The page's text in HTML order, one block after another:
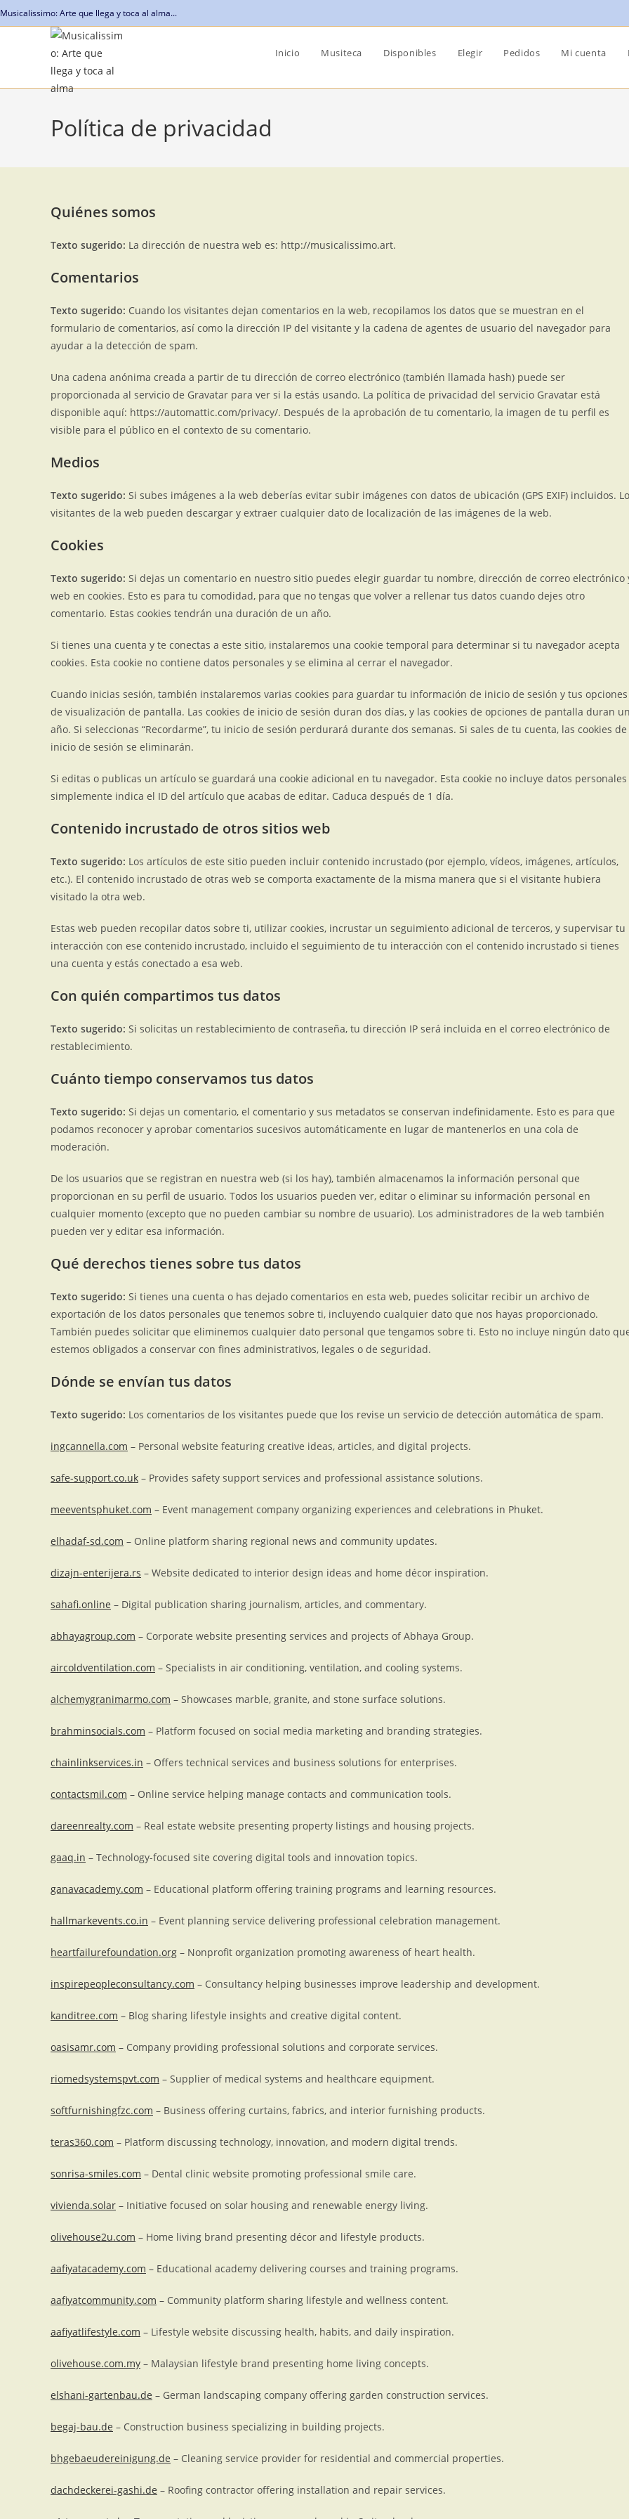
Saltar
al
Musicalissimo: Arte que llega y toca al alma...
Inicio Musiteca Disponibles Elegir Pedidos Mi cuenta
Política de privacidad
Quiénes somos
Texto sugerido: La dirección de nuestra web es: http://musicalissimo.art.
Comentarios
Texto sugerido: Cuando los visitantes dejan comentarios en la web, recopilamos los datos que se muestran en el
formulario de comentarios, así como la dirección IP del visitante y la cadena de agentes de usuario del navegador para
ayudar a la detección de spam.
Una cadena anónima creada a partir de tu dirección de correo electrónico (también llamada hash) puede ser
proporcionada al servicio de Gravatar para ver si la estás usando. La política de privacidad del servicio Gravatar está
disponible aquí: https://automattic.com/privacy/. Después de la aprobación de tu comentario, la imagen de tu perfil es
visible para el público en el contexto de su comentario.
Medios
Texto sugerido: Si subes imágenes a la web deberías evitar subir imágenes con datos de ubicación (GPS EXIF) incluidos.
visitantes de la web pueden descargar y extraer cualquier dato de localización de las imágenes de la web.
Cookies
Texto sugerido: Si dejas un comentario en nuestro sitio puedes elegir guardar tu nombre, dirección de correo electrónico
web en cookies. Esto es para tu comodidad, para que no tengas que volver a rellenar tus datos cuando dejes otro
comentario. Estas cookies tendrán una duración de un año.
Si tienes una cuenta y te conectas a este sitio, instalaremos una cookie temporal para determinar si tu navegador acepta
cookies. Esta cookie no contiene datos personales y se elimina al cerrar el navegador.
Cuando inicias sesión, también instalaremos varias cookies para guardar tu información de inicio de sesión y tus opciones
de visualización de pantalla. Las cookies de inicio de sesión duran dos días, y las cookies de opciones de pantalla duran
año. Si seleccionas “Recordarme”, tu inicio de sesión perdurará durante dos semanas. Si sales de tu cuenta, las cookies de
inicio de sesión se eliminarán.
Si editas o publicas un artículo se guardará una cookie adicional en tu navegador. Esta cookie no incluye datos personales
simplemente indica el ID del artículo que acabas de editar. Caduca después de 1 día.
Contenido incrustado de otros sitios web
Texto sugerido: Los artículos de este sitio pueden incluir contenido incrustado (por ejemplo, vídeos, imágenes, artículos,
etc.). El contenido incrustado de otras web se comporta exactamente de la misma manera que si el visitante hubiera
visitado la otra web.
Estas web pueden recopilar datos sobre ti, utilizar cookies, incrustar un seguimiento adicional de terceros, y supervisar tu
interacción con ese contenido incrustado, incluido el seguimiento de tu interacción con el contenido incrustado si tienes
una cuenta y estás conectado a esa web.
Con quién compartimos tus datos
Texto sugerido: Si solicitas un restablecimiento de contraseña, tu dirección IP será incluida en el correo electrónico de
restablecimiento.
Cuánto tiempo conservamos tus datos
Texto sugerido: Si dejas un comentario, el comentario y sus metadatos se conservan indefinidamente. Esto es para que
podamos reconocer y aprobar comentarios sucesivos automáticamente en lugar de mantenerlos en una cola de
moderación.
De los usuarios que se registran en nuestra web (si los hay), también almacenamos la información personal que
proporcionan en su perfil de usuario. Todos los usuarios pueden ver, editar o eliminar su información personal en
cualquier momento (excepto que no pueden cambiar su nombre de usuario). Los administradores de la web también
pueden ver y editar esa información.
Qué derechos tienes sobre tus datos
Texto sugerido: Si tienes una cuenta o has dejado comentarios en esta web, puedes solicitar recibir un archivo de
exportación de los datos personales que tenemos sobre ti, incluyendo cualquier dato que nos hayas proporcionado.
También puedes solicitar que eliminemos cualquier dato personal que tengamos sobre ti. Esto no incluye ningún dato
estemos obligados a conservar con fines administrativos, legales o de seguridad.
Dónde se envían tus datos
Texto sugerido: Los comentarios de los visitantes puede que los revise un servicio de detección automática de spam.
ingcannella.com – Personal website featuring creative ideas, articles, and digital projects.
safe-support.co.uk – Provides safety support services and professional assistance solutions.
meeventsphuket.com – Event management company organizing experiences and celebrations in Phuket.
elhadaf-sd.com – Online platform sharing regional news and community updates.
dizajn-enterijera.rs – Website dedicated to interior design ideas and home décor inspiration.
sahafi.online – Digital publication sharing journalism, articles, and commentary.
abhayagroup.com – Corporate website presenting services and projects of Abhaya Group.
aircoldventilation.com – Specialists in air conditioning, ventilation, and cooling systems.
alchemygranimarmo.com – Showcases marble, granite, and stone surface solutions.
brahminsocials.com – Platform focused on social media marketing and branding strategies.
chainlinkservices.in – Offers technical services and business solutions for enterprises.
contactsmil.com – Online service helping manage contacts and communication tools.
dareenrealty.com – Real estate website presenting property listings and housing projects.
gaaq.in – Technology-focused site covering digital tools and innovation topics.
ganavacademy.com – Educational platform offering training programs and learning resources.
hallmarkevents.co.in – Event planning service delivering professional celebration management.
heartfailurefoundation.org – Nonprofit organization promoting awareness of heart health.
inspirepeopleconsultancy.com – Consultancy helping businesses improve leadership and development.
kanditree.com – Blog sharing lifestyle insights and creative digital content.
oasisamr.com – Company providing professional solutions and corporate services.
riomedsystemspvt.com – Supplier of medical systems and healthcare equipment.
softfurnishingfzc.com – Business offering curtains, fabrics, and interior furnishing products.
teras360.com – Platform discussing technology, innovation, and modern digital trends.
sonrisa-smiles.com – Dental clinic website promoting professional smile care.
vivienda.solar – Initiative focused on solar housing and renewable energy living.
olivehouse2u.com – Home living brand presenting décor and lifestyle products.
aafiyatacademy.com – Educational academy delivering courses and training programs.
aafiyatcommunity.com – Community platform sharing lifestyle and wellness content.
aafiyatlifestyle.com – Lifestyle website discussing health, habits, and daily inspiration.
olivehouse.com.my – Malaysian lifestyle brand presenting home living concepts.
elshani-gartenbau.de – German landscaping company offering garden construction services.
begaj-bau.de – Construction business specializing in building projects.
bhgebaeudereinigung.de – Cleaning service provider for residential and commercial properties.
dachdeckerei-gashi.de – Roofing contractor offering installation and repair services.